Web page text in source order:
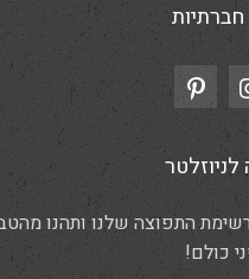
התפוצה שלנו ותהנו
כולם!